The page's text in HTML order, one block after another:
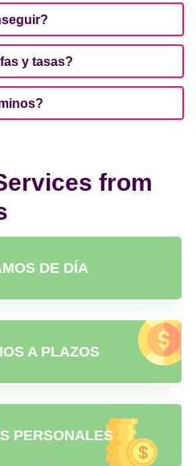
y tasas?
from
DE DÍA
A PLAZOS
PERSONALES